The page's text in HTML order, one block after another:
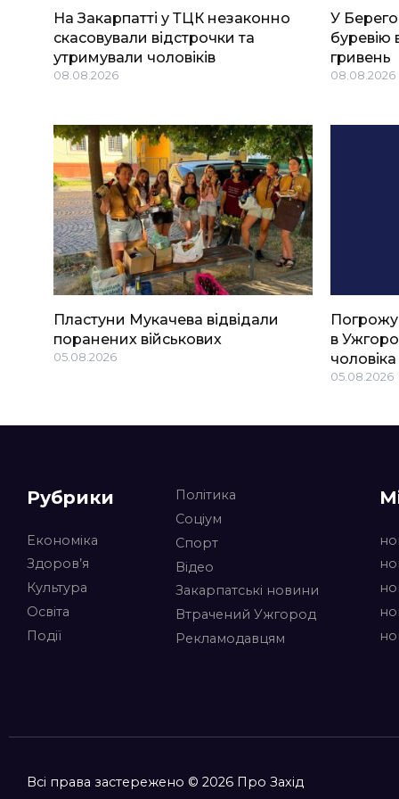
На Закарпатті у ТЦК незаконно
скасовували відстрочки та
утримували чоловіків
08.08.2026
У
буревію
гривень
08.08.2026
Пластуни Мукачева відвідали
поранених військових
05.08.2026
в
чоловіка
05.08.2026
Рубрики
Економіка
Здоров’я
Культура
Освіта
Події
Політика
Соціум
Спорт
Відео
Закарпатські новини
Втрачений Ужгород
Рекламодавцям
Всі права застережено © 2026 Про Захід